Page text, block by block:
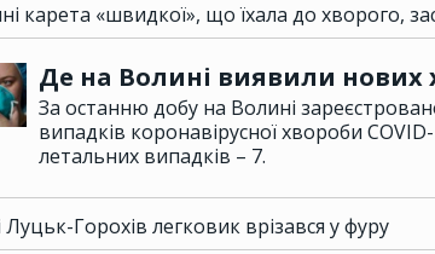
карета «швидкої», що їхала до хворого,
Де на Волині виявили нових
За останню добу на Волині
випадків коронавірусної хвороби
летальних випадків – 7.
Луцьк-Горохів легковик врізався у фуру